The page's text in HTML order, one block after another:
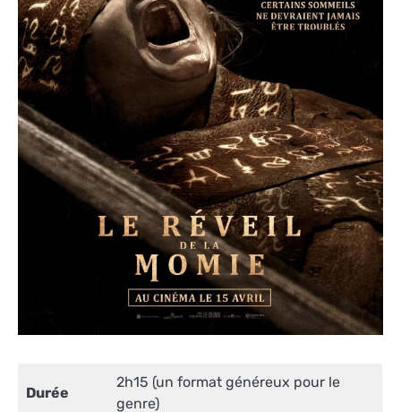
Durée
2h15 (un format généreux pour le
genre)